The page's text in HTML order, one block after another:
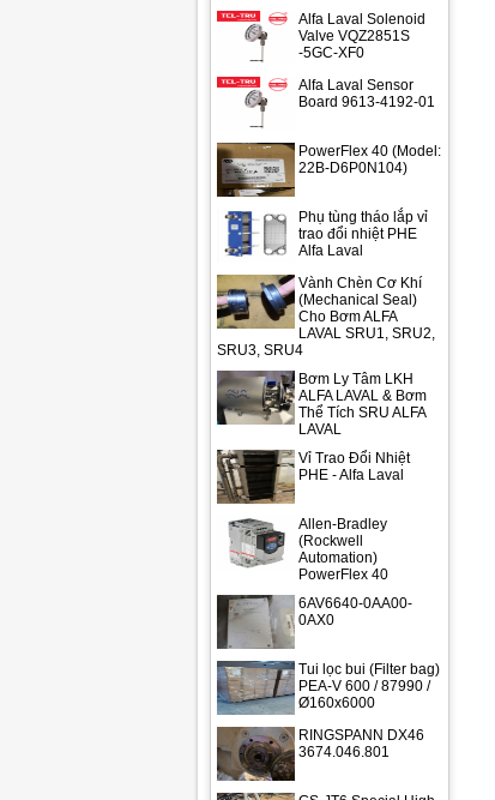
Alfa Laval Solenoid
Valve VQZ2851S
-5GC-XF0
Alfa Laval Sensor
Board 9613-4192-01
PowerFlex 40 (Model:
22B-D6P0N104)
Phụ tùng tháo lắp vỉ
trao đổi nhiệt PHE
Alfa Laval
Vành Chèn Cơ Khí
(Mechanical Seal)
Cho Bơm ALFA
LAVAL SRU1, SRU2,
SRU3, SRU4
Bơm Ly Tâm LKH
ALFA LAVAL & Bơm
Thể Tích SRU ALFA
LAVAL
Vỉ Trao Đổi Nhiệt
PHE - Alfa Laval
Allen-Bradley
(Rockwell
Automation)
PowerFlex 40
6AV6640-0AA00-
0AX0
Tui lọc bui (Filter bag)
PEA-V 600 / 87990 /
Ø160x6000
RINGSPANN DX46
3674.046.801